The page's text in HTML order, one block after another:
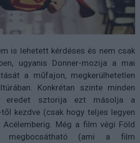
is lehetett kérdéses és nem csak
ugyanis Donner-mozija a mai
a műfajon, megkerülhetetlen
Konkrétan szinte minden
eredet sztorija ezt másolja a
től kezdve (csak hogy teljes legyen
Még a film végi Föld
megbocsátható (ami a film